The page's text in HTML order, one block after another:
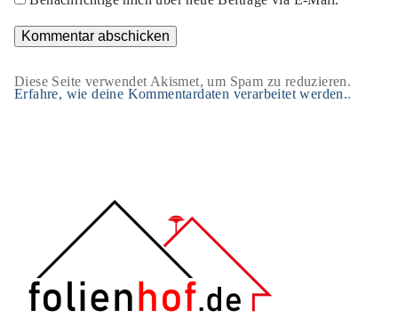
Diese Seite verwendet Akismet, um Spam zu reduzieren.
Erfahre, wie deine Kommentardaten verarbeitet werden..